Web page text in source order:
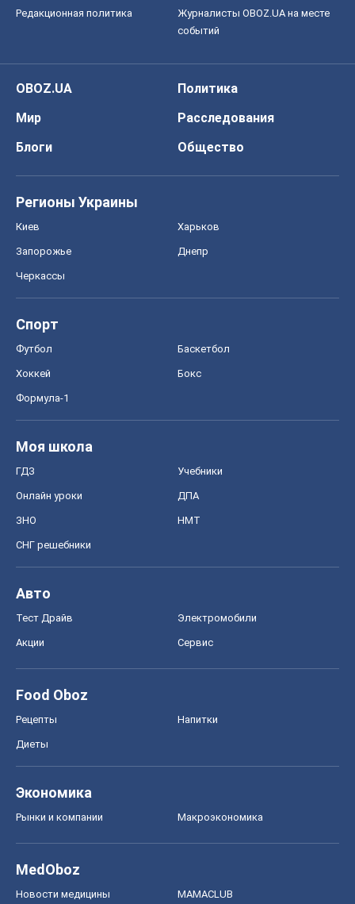
Редакционная политика
Журналисты OBOZ.UA на месте
событий
OBOZ.UA
Политика
Мир
Расследования
Блоги
Общество
Регионы Украины
Киев Харьков
Запорожье Днепр
Черкассы
Спорт
Футбол Баскетбол
Хоккей Бокс
Формула-1
Моя школа
ГДЗ Учебники
Онлайн уроки ДПА
ЗНО НМТ
СНГ решебники
Авто
Тест Драйв Электромобили
Акции Сервис
Food Oboz
Рецепты Напитки
Диеты
Экономика
Рынки и компании Mакроэкономика
MedOboz
Новости медицины MAMACLUB